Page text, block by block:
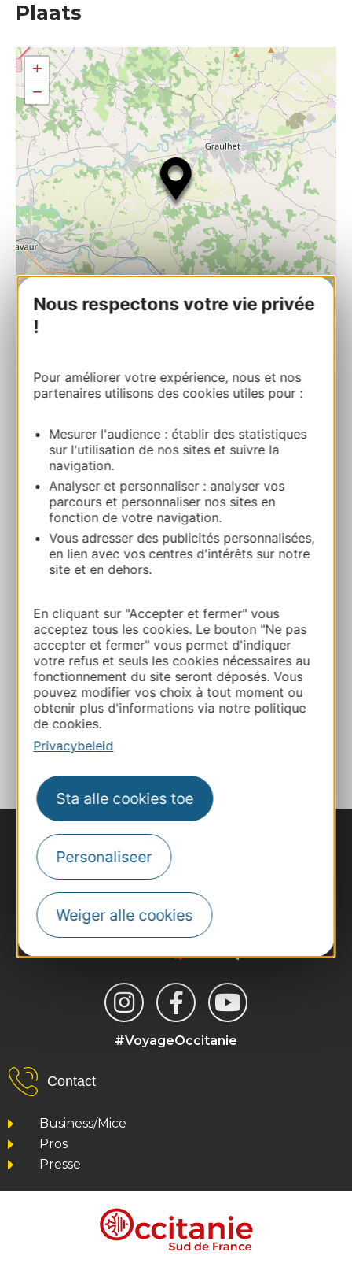
Nous respectons votre vie privée
!
Pour améliorer votre expérience, nous et nos
partenaires utilisons des cookies utiles pour :
Mesurer l'audience : établir des statistiques
sur l'utilisation de nos sites et suivre la
navigation.
Analyser et personnaliser : analyser vos
parcours et personnaliser nos sites en
fonction de votre navigation.
Vous adresser des publicités personnalisées,
en lien avec vos centres d'intérêts sur notre
site et en dehors.
En cliquant sur "Accepter et fermer" vous
acceptez tous les cookies. Le bouton "Ne pas
accepter et fermer" vous permet d'indiquer
votre refus et seuls les cookies nécessaires au
fonctionnement du site seront déposés. Vous
pouvez modifier vos choix à tout moment ou
obtenir plus d'informations via notre politique
de cookies.
Privacybeleid
Sta alle cookies toe
Personaliseer
Weiger alle cookies
Plaats
+
−
Les Trois Ailes
692 Route des LacsRoute des Lacs – En
Durand 81500 CABANES
Bereken uw route
E-mail
Website
AAN NOTITIEBOEKJE
#VoyageOccitanie
Contact
Business/Mice
Pros
Presse